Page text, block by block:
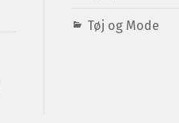
Tøj og Mode